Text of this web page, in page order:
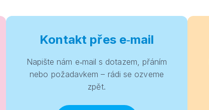
Kontakt přes e‑mail
Napište nám e‑mail s dotazem, přáním
nebo požadavkem – rádi se ozveme
zpět.